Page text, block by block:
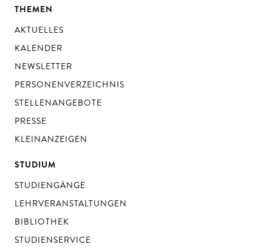
THEMEN
AKTUELLES
KALENDER
NEWSLETTER
PERSONENVERZEICHNIS
STELLENANGEBOTE
PRESSE
KLEINANZEIGEN
STUDIUM
STUDIENGÄNGE
LEHRVERANSTALTUNGEN
BIBLIOTHEK
STUDIENSERVICE